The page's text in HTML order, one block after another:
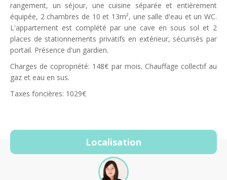
rangement, un séjour, une cuisine séparée et entièrement
équipée, 2 chambres de 10 et 13m², une salle d'eau et un WC.
L'appartement est complété par une cave en sous sol et 2
places de stationnements privatifs en extérieur, sécurisés par
portail. Présence d'un gardien.
Charges de copropriété: 148€ par mois. Chauffage collectif au
gaz et eau en sus.
Taxes foncières: 1029€
Localisation